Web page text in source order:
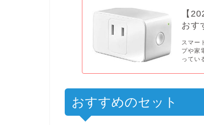
【
おす
スマー
プや家
ってい
おすすめのセット